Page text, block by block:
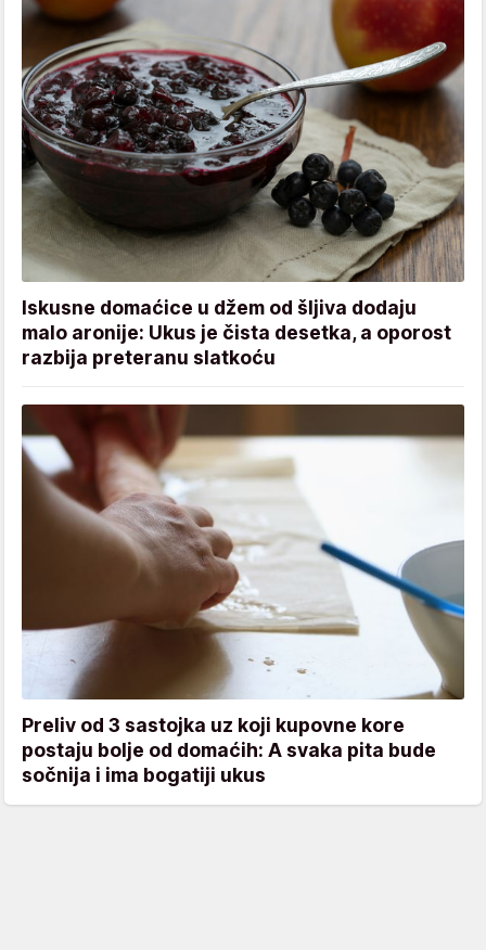
Iskusne domaćice u džem od šljiva dodaju
malo aronije: Ukus je čista desetka, a oporost
razbija preteranu slatkoću
Preliv od 3 sastojka uz koji kupovne kore
postaju bolje od domaćih: A svaka pita bude
sočnija i ima bogatiji ukus